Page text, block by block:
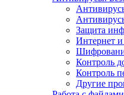
Защита
Интернет
Контроль
Контроль
Другие